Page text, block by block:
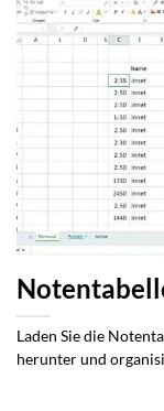
Laden Sie die
herunter und